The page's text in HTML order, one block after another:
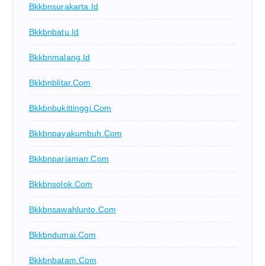
Bkkbnsurakarta.id
Bkkbnbatu.id
Bkkbnmalang.id
Bkkbnblitar.com
Bkkbnbukittinggi.com
Bkkbnpayakumbuh.com
Bkkbnpariaman.com
Bkkbnsolok.com
Bkkbnsawahlunto.com
Bkkbndumai.com
Bkkbnbatam.com